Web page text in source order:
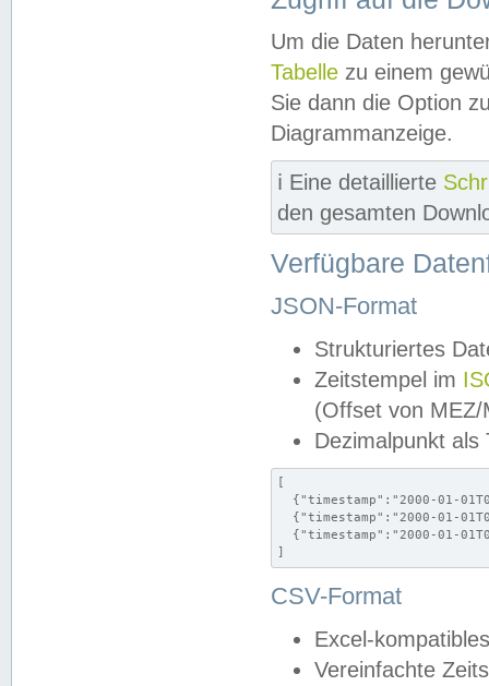
Um die Daten
Tabelle zu einem
Sie dann die Option
Diagrammanzeige.
ℹ️ Eine detaillierte
den gesamten
Verfügbare
JSON-Format
Strukturiertes
Zeitstempel im
(Offset von MEZ/
Dezimalpunkt als
[
{"timestamp":"2000-01-
{"timestamp":"2000-01-
{"timestamp":"2000-01-
]
CSV-Format
Excel-
Vereinfachte